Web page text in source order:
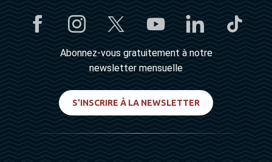
Abonnez-vous gratuitement à notre
newsletter mensuelle
S'INSCRIRE À LA NEWSLETTER